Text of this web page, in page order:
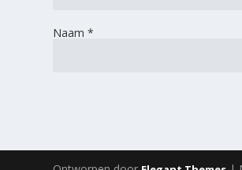
Naam*